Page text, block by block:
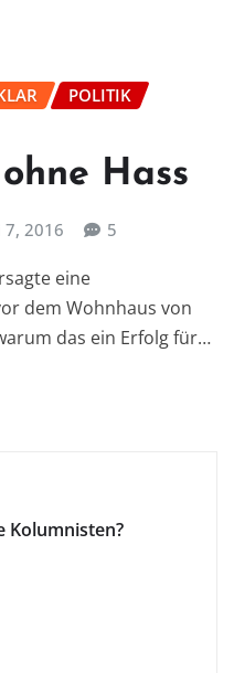
POLITIK
Hass
7, 2016 5
eine
dem Wohnhaus von
das ein Erfolg für…
Kolumnisten?